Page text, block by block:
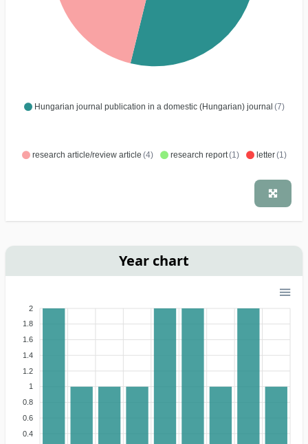
Hungarian journal publication in a domestic (Hungarian) journal (7)
research article/review article (4) research report(1) letter(1)
Year chart
2
1.8
1.6
1.4
1.2
1
0.8
0.6
0.4